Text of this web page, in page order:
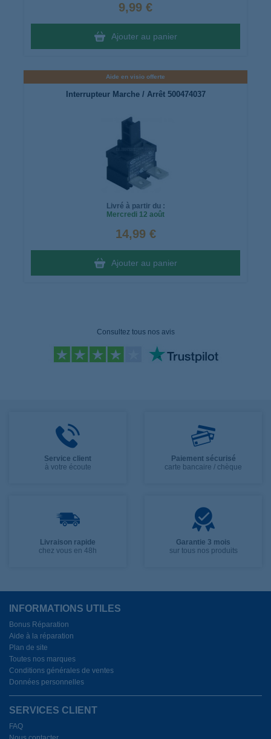
9,99 €
Ajouter au panier
Aide en visio offerte
Interrupteur Marche / Arrêt 500474037
Livré à partir du :
Mercredi 12 août
14,99 €
Ajouter au panier
Consultez tous nos avis
Service client
à votre écoute
Paiement sécurisé
carte bancaire / chèque
Livraison rapide
chez vous en 48h
Garantie 3 mois
sur tous nos produits
INFORMATIONS UTILES
Bonus Réparation
Aide à la réparation
Plan de site
Toutes nos marques
Conditions générales de ventes
Données personnelles
SERVICES CLIENT
FAQ